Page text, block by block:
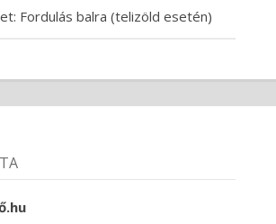
Fordulás balra (telizöld esetén)